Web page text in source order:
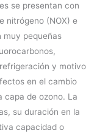
se presentan con
nitrógeno (NOX) e
muy pequeñas
y motivo
en el cambio
capa de ozono. La
su duración en la
capacidad o